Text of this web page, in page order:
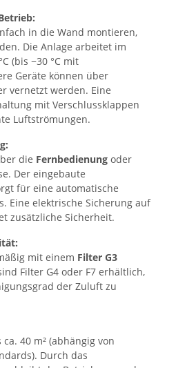
in die Wand montieren,
Die Anlage arbeitet im
(bis −30 °C mit
Geräte können über
vernetzt werden. Eine
mit Verschlussklappen
Luftströmungen.
die Fernbedienung oder
Der eingebaute
für eine automatische
Eine elektrische Sicherung auf
zusätzliche Sicherheit.
mit einem Filter G3
Filter G4 oder F7 erhältlich,
der Zuluft zu
40 m² (abhängig von
Durch das